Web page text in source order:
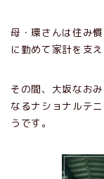
母・環さんは住み
に勤めて家計を支え
その間、大坂なお
なるナショナルテ
うです。